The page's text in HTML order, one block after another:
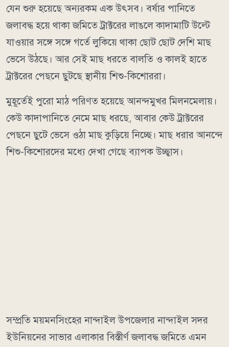
যেন শুরু হয়েছে অন্যরকম এক উৎসব। বর্ষার পানিতে
জলাবদ্ধ হয়ে থাকা জমিতে ট্রাক্টরের লাঙলে কাদামাটি উল্টে
যাওয়ার সঙ্গে সঙ্গে গর্তে লুকিয়ে থাকা ছোট ছোট দেশি মাছ
ভেসে উঠছে। আর সেই মাছ ধরতে বালতি ও কালই হাতে
ট্রাক্টরের পেছনে ছুটছে স্থানীয় শিশু-কিশোররা।
মুহূর্তেই পুরো মাঠ পরিণত হয়েছে আনন্দমুখর মিলনমেলায়।
কেউ কাদাপানিতে নেমে মাছ ধরছে, আবার কেউ ট্রাক্টরের
পেছনে ছুটে ভেসে ওঠা মাছ কুড়িয়ে নিচ্ছে। মাছ ধরার আনন্দে
শিশু-কিশোরদের মধ্যে দেখা গেছে ব্যাপক উচ্ছ্বাস।
সম্প্রতি ময়মনসিংহের নান্দাইল উপজেলার নান্দাইল সদর
ইউনিয়নের সাভার এলাকার বিস্তীর্ণ জলাবদ্ধ জমিতে এমন